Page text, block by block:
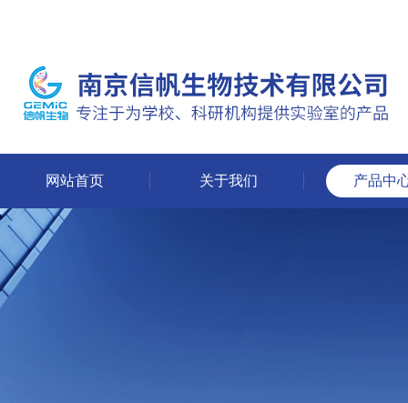
网站首页 关于我们 产品中